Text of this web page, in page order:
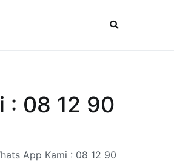
: 08 12 90
App Kami : 08 12 90